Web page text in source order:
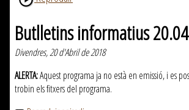
Butlletins informatius
Divendres, 20 d'Abril de 2018
ALERTA:Aquest programa ja no està en emissió, i es
trobin els fitxers del programa.